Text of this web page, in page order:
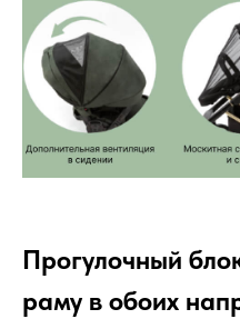
Прогулочный
раму в обоих